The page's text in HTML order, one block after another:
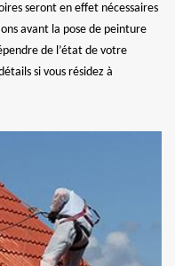
seront en effet nécessaires
avant la pose de peinture
de l’état de votre
si vous résidez à